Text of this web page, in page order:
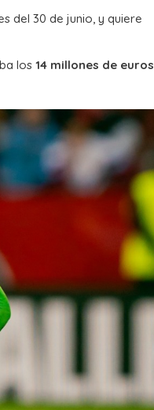
del 30 de junio, y quiere
los 14 millones de euros